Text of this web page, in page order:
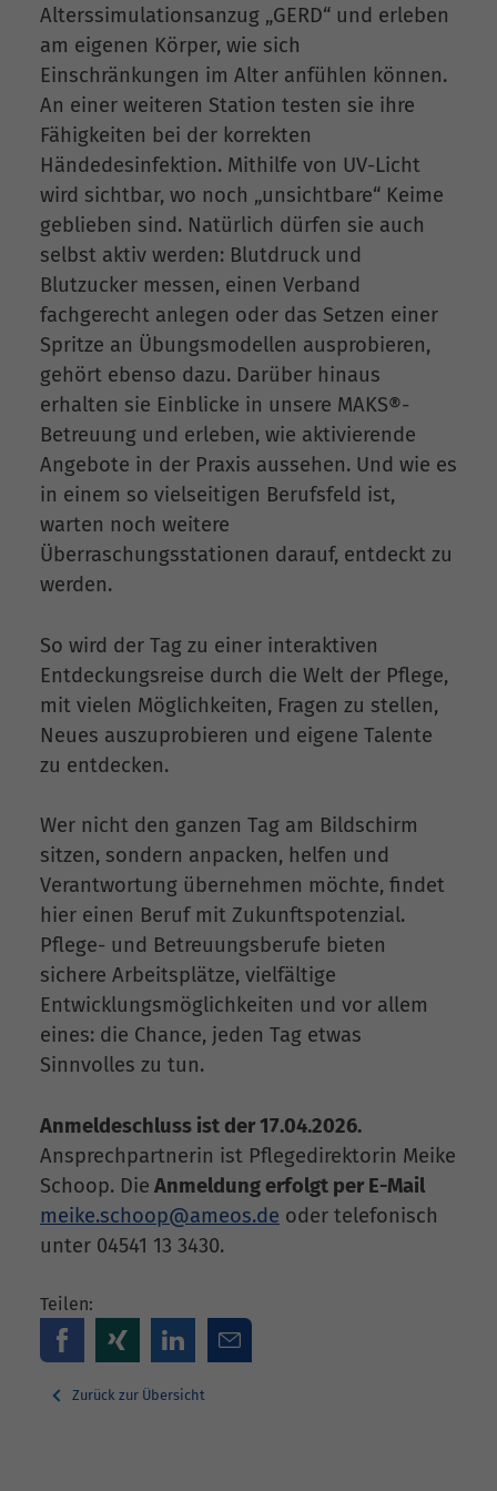
Alterssimulationsanzug „GERD“ und erleben
am eigenen Körper, wie sich
Einschränkungen im Alter anfühlen können.
An einer weiteren Station testen sie ihre
Fähigkeiten bei der korrekten
Händedesinfektion. Mithilfe von UV-Licht
wird sichtbar, wo noch „unsichtbare“ Keime
geblieben sind. Natürlich dürfen sie auch
selbst aktiv werden: Blutdruck und
Blutzucker messen, einen Verband
fachgerecht anlegen oder das Setzen einer
Spritze an Übungsmodellen ausprobieren,
gehört ebenso dazu. Darüber hinaus
erhalten sie Einblicke in unsere MAKS®-
Betreuung und erleben, wie aktivierende
Angebote in der Praxis aussehen. Und wie es
in einem so vielseitigen Berufsfeld ist,
warten noch weitere
Überraschungsstationen darauf, entdeckt zu
werden.
So wird der Tag zu einer interaktiven
Entdeckungsreise durch die Welt der Pflege,
mit vielen Möglichkeiten, Fragen zu stellen,
Neues auszuprobieren und eigene Talente
zu entdecken.
Wer nicht den ganzen Tag am Bildschirm
sitzen, sondern anpacken, helfen und
Verantwortung übernehmen möchte, findet
hier einen Beruf mit Zukunftspotenzial.
Pflege- und Betreuungsberufe bieten
sichere Arbeitsplätze, vielfältige
Entwicklungsmöglichkeiten und vor allem
eines: die Chance, jeden Tag etwas
Sinnvolles zu tun.
Anmeldeschluss ist der 17.04.2026.
Ansprechpartnerin ist Pflegedirektorin Meike
Schoop. Die Anmeldung erfolgt per E-Mail
meike.schoop@ameos.de oder telefonisch
unter 04541 13 3430.
Teilen:
Zurück zur Übersicht